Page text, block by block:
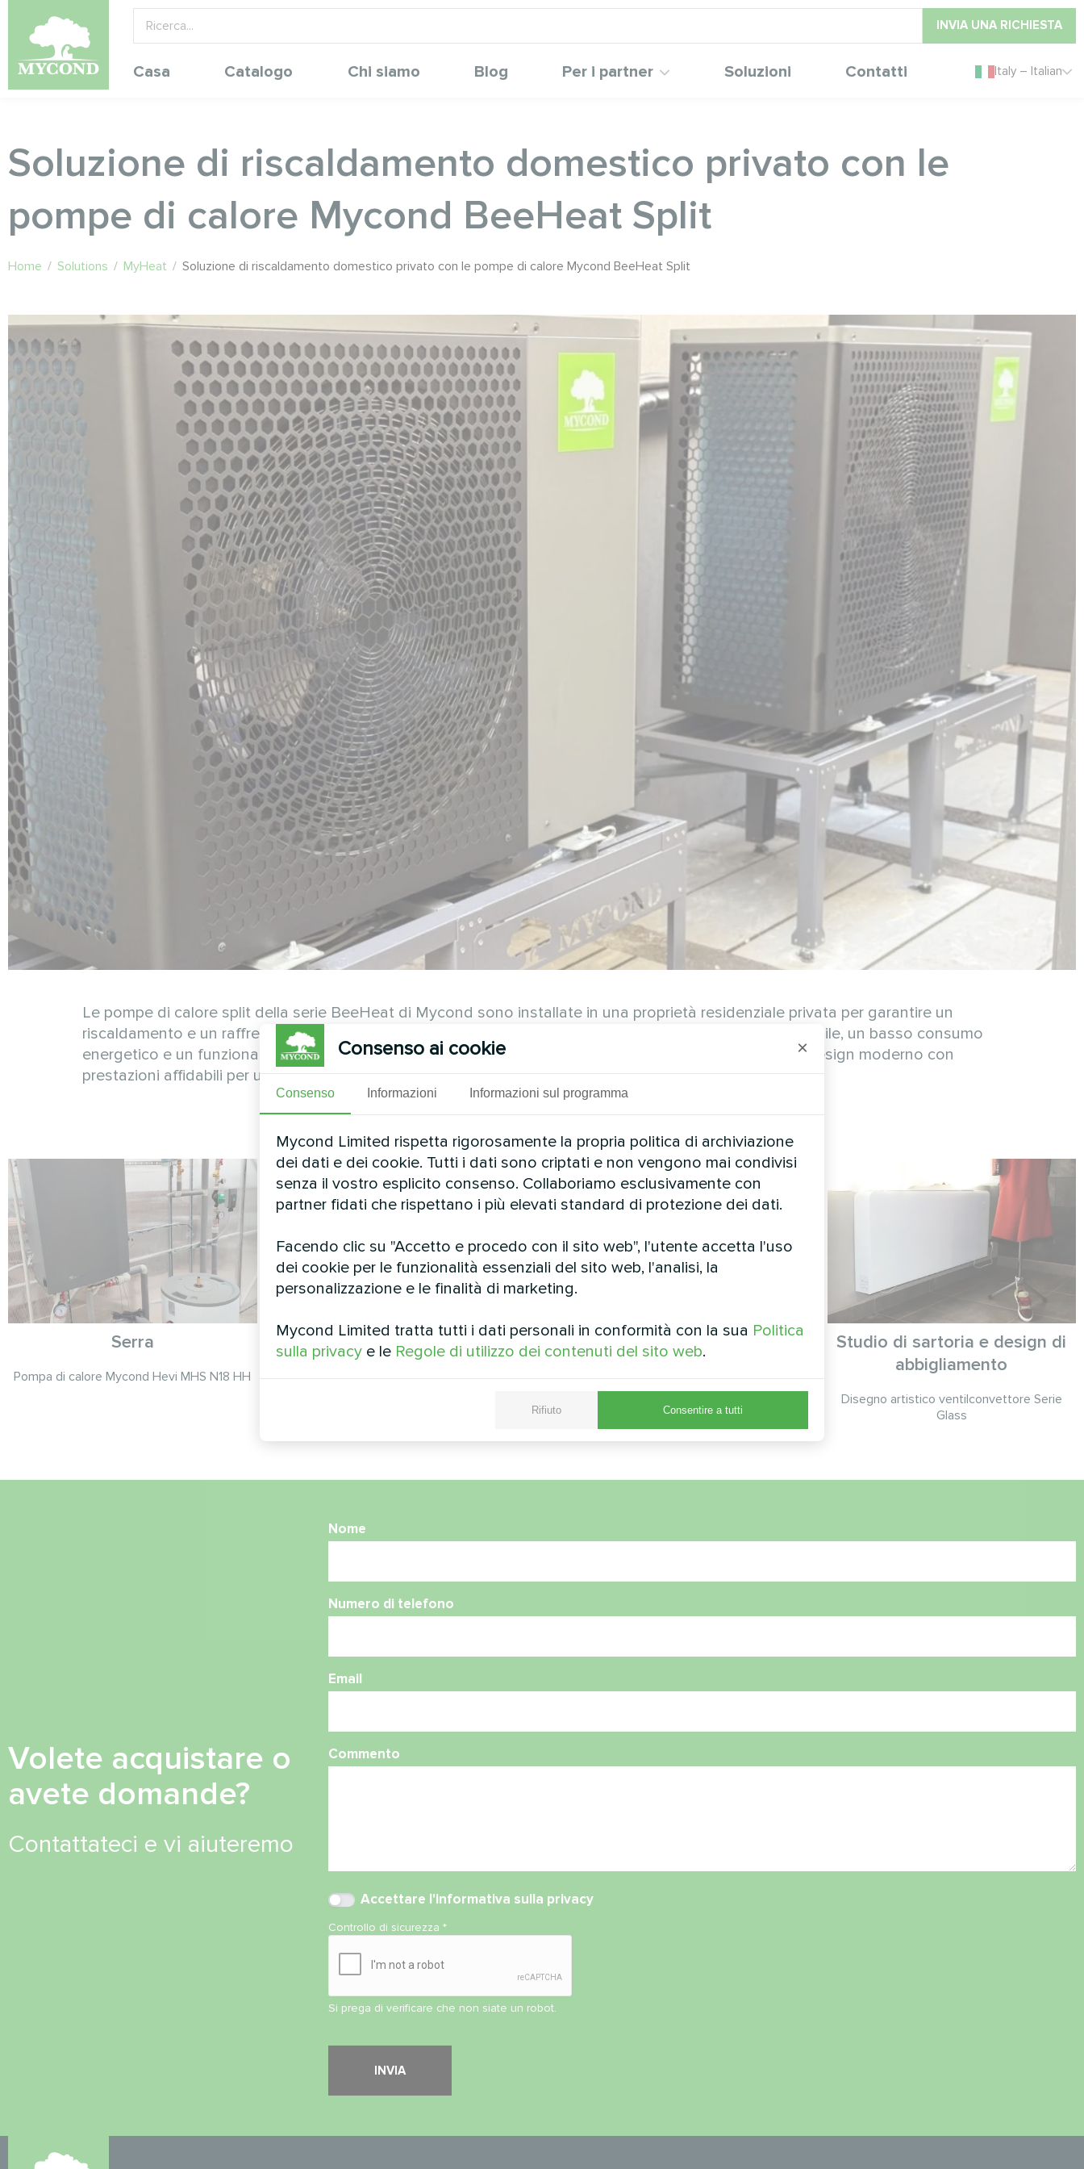
INVIA UNA RICHIESTA
Casa Catalogo Chi siamo Blog Per i partner Soluzioni Contatti Italy – Italian
Soluzione di riscaldamento domestico privato con le
pompe di calore Mycond BeeHeat Split
Home / Solutions / MyHeat / Soluzione di riscaldamento domestico privato con le pompe di calore Mycond BeeHeat Split
Le pompe di calore split della serie BeeHeat di Mycond sono installate in una proprietà residenziale privata per garantire un
riscaldamento e un raffreddamento efficienti tutto l'anno. Questa soluzione offre un comfort interno stabile, un basso consumo
energetico e un funzionamento silenzioso, adattato alla vita quotidiana in casa. Il sistema combina un design moderno con
prestazioni affidabili per un controllo climatico residenziale sostenibile.
Serra
Pompa di calore Mycond Hevi MHS N18 HH
Casa privata Centro commerciale
Studio di sartoria e design di
abbigliamento
Disegno artistico ventilconvettore Serie
Glass
Volete acquistare o
avete domande?
Contattateci e vi aiuteremo
Nome
Numero di telefono
Email
Commento
Accettare l'informativa sulla privacy
Controllo di sicurezza*
Si prega di verificare che non siate un robot.
Consenso ai cookie ×
Consenso Informazioni Informazioni sul programma
Mycond Limited rispetta rigorosamente la propria politica di archiviazione
dei dati e dei cookie. Tutti i dati sono criptati e non vengono mai condivisi
senza il vostro esplicito consenso. Collaboriamo esclusivamente con
partner fidati che rispettano i più elevati standard di protezione dei dati.
Facendo clic su "Accetto e procedo con il sito web", l'utente accetta l'uso
dei cookie per le funzionalità essenziali del sito web, l'analisi, la
personalizzazione e le finalità di marketing.
Mycond Limited tratta tutti i dati personali in conformità con la sua Politica
sulla privacy e le Regole di utilizzo dei contenuti del sito web.
Rifiuto Consentire a tutti